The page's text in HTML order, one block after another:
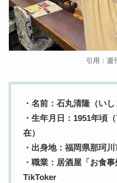
引用：週
・名前：石丸清隆（いし
・生年月日：1951年頃
在）
・出身地：福岡県那珂川
・職業：居酒屋「お食
TikToker